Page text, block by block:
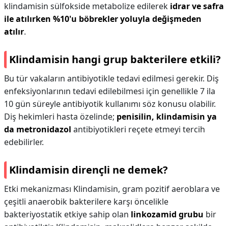
klindamisin sülfokside metabolize edilerek idrar ve safra
ile atılırken %10'u böbrekler yoluyla değişmeden
atılır.
Klindamisin hangi grup bakterilere etkili?
Bu tür vakaların antibiyotikle tedavi edilmesi gerekir. Diş
enfeksiyonlarının tedavi edilebilmesi için genellikle 7 ila
10 gün süreyle antibiyotik kullanımı söz konusu olabilir.
Diş hekimleri hasta özelinde; penisilin, klindamisin ya
da metronidazol antibiyotikleri reçete etmeyi tercih
edebilirler.
Klindamisin dirençli ne demek?
Etki mekanizması Klindamisin, gram pozitif aeroblara ve
çeşitli anaerobik bakterilere karşı öncelikle
bakteriyostatik etkiye sahip olan linkozamid grubu bir